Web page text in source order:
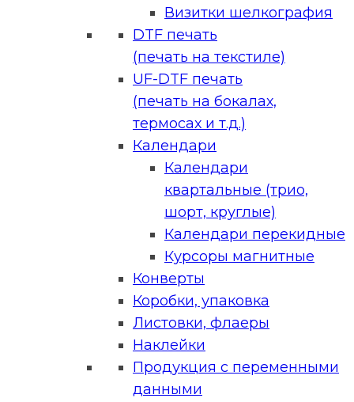
Визитки шелкография
DTF печать
(печать на текстиле)
UF-DTF печать
(печать на бокалах,
термосах и т.д.)
Календари
Календари
квартальные (трио,
шорт, круглые)
Календари перекидные
Курсоры магнитные
Конверты
Коробки, упаковка
Листовки, флаеры
Наклейки
Продукция с переменными
данными